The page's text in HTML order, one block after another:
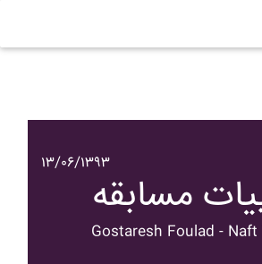
۱۳/۰۶/۱۳۹۳
مسابقه
Gostaresh Foulad - Naft